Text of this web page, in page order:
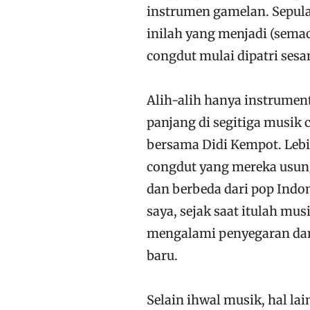
instrumen gamelan.
inilah yang menjadi
congdut mulai dipatri
Alih-alih hanya
panjang di segitiga musik
bersama Didi Kempot.
congdut yang mereka
dan berbeda dari pop
saya, sejak saat itulah
mengalami penyegaran
baru.
Selain ihwal musik, hal